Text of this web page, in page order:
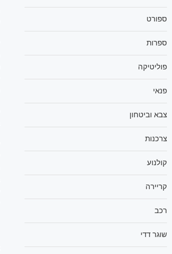
ספורט
ספרות
פוליטיקה
פנאי
צבא וביטחון
צרכנות
קולנוע
קריירה
רכב
שוגר דדי